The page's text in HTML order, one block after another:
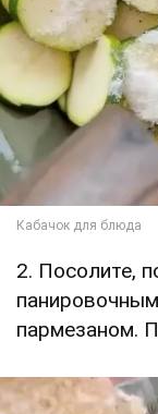
2. Посолите,
пармезаном.